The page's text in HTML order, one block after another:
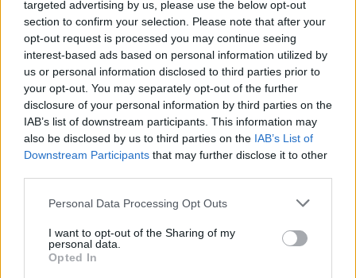
targeted advertising by us, please use the below opt-out
section to confirm your selection. Please note that after your
opt-out request is processed you may continue seeing
interest-based ads based on personal information utilized by
us or personal information disclosed to third parties prior to
your opt-out. You may separately opt-out of the further
disclosure of your personal information by third parties on the
IAB’s list of downstream participants. This information may
also be disclosed by us to third parties on the IAB’s List of
Downstream Participants that may further disclose it to other
Personal Data Processing Opt Outs
I want to opt-out of the Sharing of my
personal data.
Opted In
„Mindegy már, hogy milyen
víz, csak víz legyen” |
Holnapután
A
az ember
Greendex